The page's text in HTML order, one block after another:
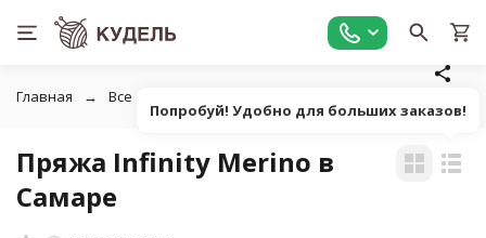
Главная Все для вязания
Пряжа Infinity Merino в
Самаре
Попробуй! Удобно для больших заказов!